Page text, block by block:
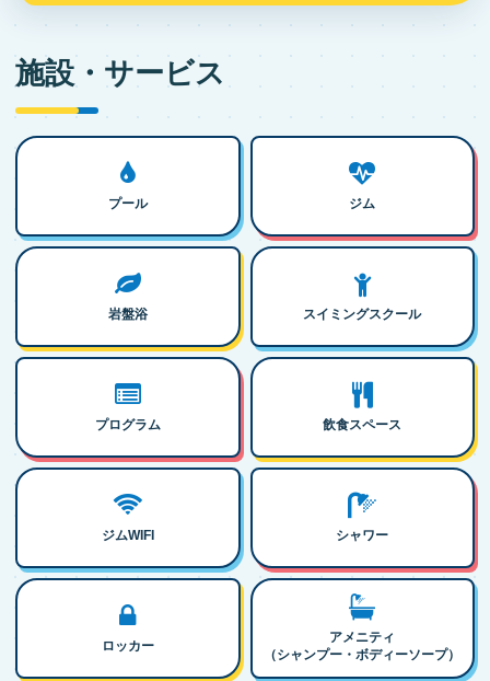
施設・サービス
プール ジム
岩盤浴 スイミングスクール
プログラム 飲食スペース
ジムWIFI シャワー
ロッカー
アメニティ
（シャンプー・ボディーソープ）